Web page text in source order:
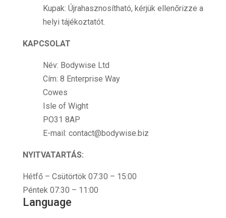
Kupak: Újrahasznosítható, kérjük ellenőrizze a
helyi tájékoztatót.
KAPCSOLAT
Név: Bodywise Ltd
Cím: 8 Enterprise Way
Cowes
Isle of Wight
PO31 8AP
E-mail: contact@bodywise.biz
NYITVATARTÁS:
Hétfő – Csütörtök 07:30 – 15:00
Péntek 07:30 – 11:00
Language